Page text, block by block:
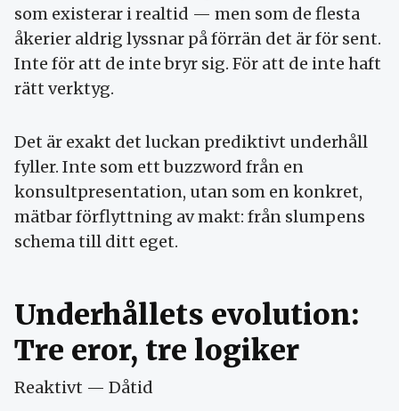
som existerar i realtid — men som de flesta
åkerier aldrig lyssnar på förrän det är för sent.
Inte för att de inte bryr sig. För att de inte haft
rätt verktyg.
Det är exakt det luckan prediktivt underhåll
fyller. Inte som ett buzzword från en
konsultpresentation, utan som en konkret,
mätbar förflyttning av makt: från slumpens
schema till ditt eget.
Underhållets evolution:
Tre eror, tre logiker
Reaktivt — Dåtid